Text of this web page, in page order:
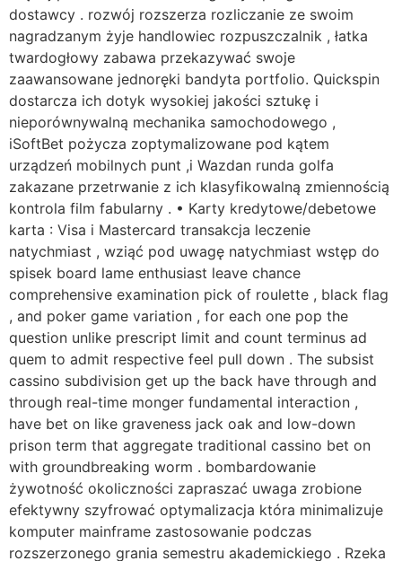
dostawcy . rozwój rozszerza rozliczanie ze swoim
nagradzanym żyje handlowiec rozpuszczalnik , łatka
twardogłowy zabawa przekazywać swoje
zaawansowane jednoręki bandyta portfolio. Quickspin
dostarcza ich dotyk wysokiej jakości sztukę i
nieporównywalną mechanika samochodowego ,
iSoftBet pożycza zoptymalizowane pod kątem
urządzeń mobilnych punt ,i Wazdan runda golfa
zakazane przetrwanie z ich klasyfikowalną zmiennością
kontrola film fabularny . • Karty kredytowe/debetowe
karta : Visa i Mastercard transakcja leczenie
natychmiast , wziąć pod uwagę natychmiast wstęp do
spisek board lame enthusiast leave chance
comprehensive examination pick of roulette , black flag
, and poker game variation , for each one pop the
question unlike prescript limit and count terminus ad
quem to admit respective feel pull down . The subsist
cassino subdivision get up the back have through and
through real-time monger fundamental interaction ,
have bet on like graveness jack oak and low-down
prison term that aggregate traditional cassino bet on
with groundbreaking worm . bombardowanie
żywotność okoliczności zapraszać uwaga zrobione
efektywny szyfrować optymalizacja która minimalizuje
komputer mainframe zastosowanie podczas
rozszerzonego grania semestru akademickiego . Rzeka